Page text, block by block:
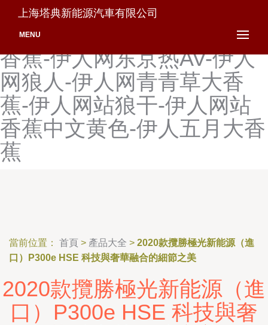
伊人婷婷五月天综合-伊人婷
婷香蕉-伊人网AV-伊人网大
香蕉-伊人网东京热AV-伊人
网狼人-伊人网青青草大香
蕉-伊人网站狼干-伊人网站
香蕉中文黄色-伊人五月大香
蕉
上海塔典新能源汽車有限公司
MENU
當前位置： 首頁 > 產品大全 > 2020款攬勝極光新能源（進
口）P300e HSE 科技與奢華融合的細節之美
2020款攬勝極光新能源（進
口）P300e HSE 科技與奢